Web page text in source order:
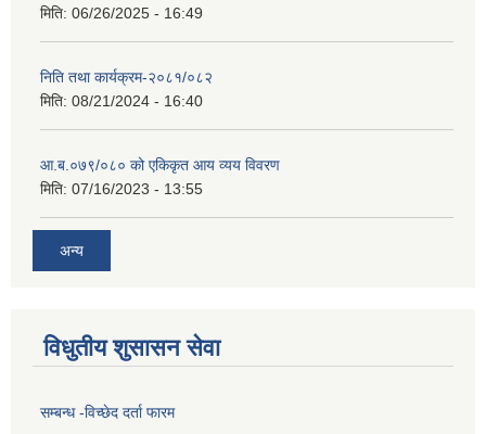
मिति: 06/26/2025 - 16:49
निति तथा कार्यक्रम-२०८१/०८२
मिति: 08/21/2024 - 16:40
आ.ब.०७९/०८० को एकिकृत आय व्यय विवरण
मिति: 07/16/2023 - 13:55
अन्य
विधुतीय शुसासन सेवा
सम्बन्ध -विच्छेद दर्ता फारम